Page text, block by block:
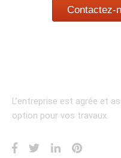
Contactez-
L’entreprise est agrée et
option pour vos travaux.